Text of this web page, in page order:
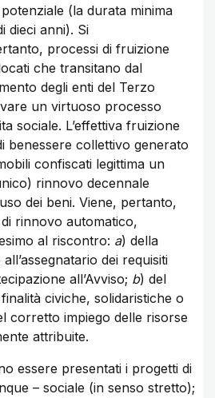
(la durata minima
dieci anni). Si
processi di fruizione
che transitano dal
degli enti del Terzo
un virtuoso processo
sociale. L’effettiva fruizione
benessere collettivo generato
confiscati legittima un
rinnovo decennale
dei beni. Viene, pertanto,
rinnovo automatico,
al riscontro: a) della
dei requisiti
all’Avviso; b) del
civiche, solidaristiche o
corretto impiego delle risorse
attribuite.
essere presentati i progetti di
– sociale (in senso stretto);